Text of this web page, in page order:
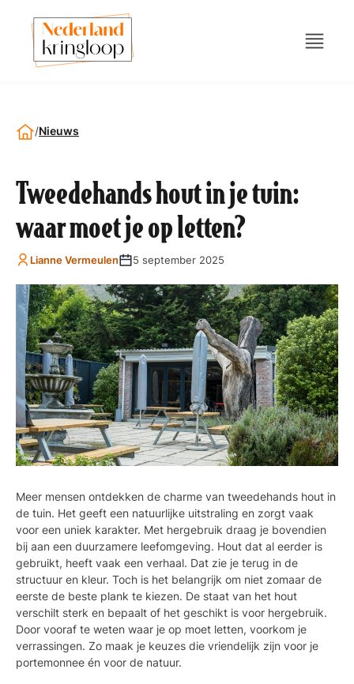
/Nieuws
Tweedehands hout in je tuin:
waar moet je op letten?
Lianne Vermeulen 5 september 2025
Meer mensen ontdekken de charme van tweedehands hout in
de tuin. Het geeft een natuurlijke uitstraling en zorgt vaak
voor een uniek karakter. Met hergebruik draag je bovendien
bij aan een duurzamere leefomgeving. Hout dat al eerder is
gebruikt, heeft vaak een verhaal. Dat zie je terug in de
structuur en kleur. Toch is het belangrijk om niet zomaar de
eerste de beste plank te kiezen. De staat van het hout
verschilt sterk en bepaalt of het geschikt is voor hergebruik.
Door vooraf te weten waar je op moet letten, voorkom je
verrassingen. Zo maak je keuzes die vriendelijk zijn voor je
portemonnee én voor de natuur.